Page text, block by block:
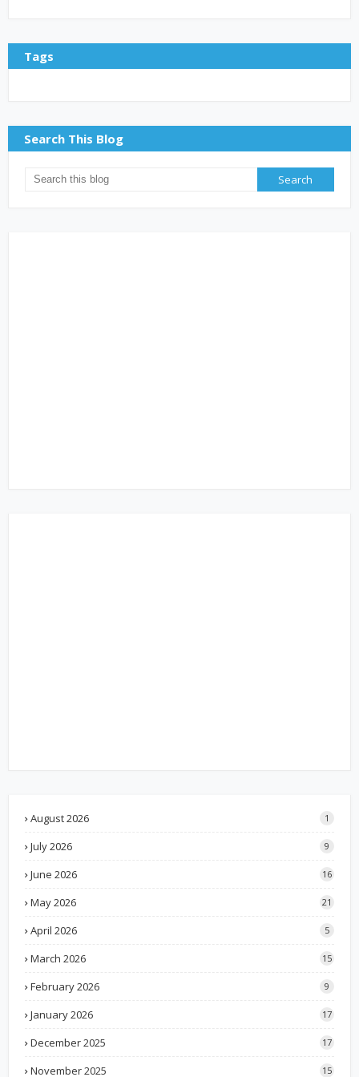
Tags
Search This Blog
August 2026 1
July 2026 9
June 2026 16
May 2026 21
April 2026 5
March 2026 15
February 2026 9
January 2026 17
December 2025 17
November 2025 15